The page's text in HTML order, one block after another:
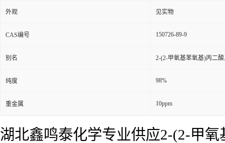
外观 见实物
CAS编号 150726-89-9
别名 2-(2-甲氧基苯氧基)丙二
纯度 98%
重金属 10ppm
湖北鑫鸣泰化学专业供应2-(2-甲